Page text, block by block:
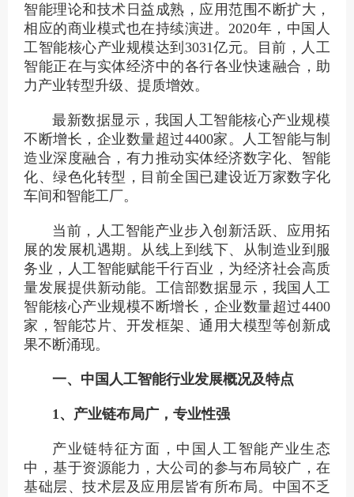
智能理论和技术日益成熟，应用范围不断扩大，
相应的商业模式也在持续演进。2020年，中国人
工智能核心产业规模达到3031亿元。目前，人工
智能正在与实体经济中的各行各业快速融合，助
力产业转型升级、提质增效。
最新数据显示，我国人工智能核心产业规模
不断增长，企业数量超过4400家。人工智能与制
造业深度融合，有力推动实体经济数字化、智能
化、绿色化转型，目前全国已建设近万家数字化
车间和智能工厂。
当前，人工智能产业步入创新活跃、应用拓
展的发展机遇期。从线上到线下、从制造业到服
务业，人工智能赋能千行百业，为经济社会高质
量发展提供新动能。工信部数据显示，我国人工
智能核心产业规模不断增长，企业数量超过4400
家，智能芯片、开发框架、通用大模型等创新成
果不断涌现。
一、中国人工智能行业发展概况及特点
1、产业链布局广，专业性强
产业链特征方面，中国人工智能产业生态
中，基于资源能力，大公司的参与布局较广，在
基础层、技术层及应用层皆有所布局。中国不乏